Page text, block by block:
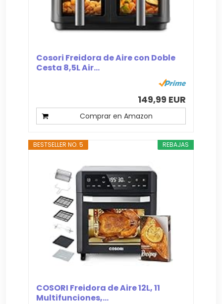
Cosori Freidora de Aire con Doble
Cesta 8,5L Air...
149,99 EUR
Comprar en Amazon
REBAJAS
BESTSELLER NO. 5
COSORI Freidora de Aire 12L, 11
Multifunciones,...